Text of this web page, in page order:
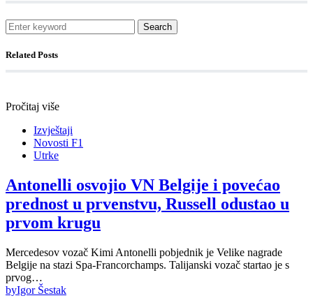
Search
Related Posts
Pročitaj više
Izvještaji
Novosti F1
Utrke
Antonelli osvojio VN Belgije i povećao
prednost u prvenstvu, Russell odustao u
prvom krugu
Mercedesov vozač Kimi Antonelli pobjednik je Velike nagrade
Belgije na stazi Spa-Francorchamps. Talijanski vozač startao je s
prvog…
byIgor Šestak